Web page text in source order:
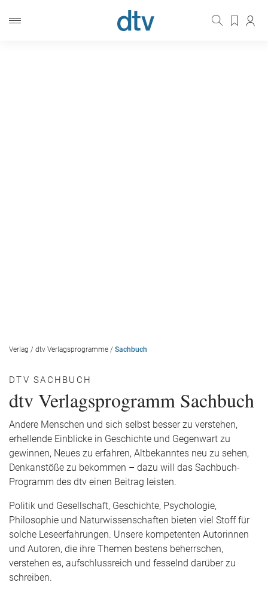
Verlag / dtv Verlagsprogramme / Sachbuch
DTV SACHBUCH
dtv Verlagsprogramm Sachbuch
Andere Menschen und sich selbst besser zu verstehen,
erhellende Einblicke in Geschichte und Gegenwart zu
gewinnen, Neues zu erfahren, Altbekanntes neu zu sehen,
Denkanstöße zu bekommen – dazu will das Sachbuch-
Programm des dtv einen Beitrag leisten.
Politik und Gesellschaft, Geschichte, Psychologie,
Philosophie und Naturwissenschaften bieten viel Stoff für
solche Leseerfahrungen. Unsere kompetenten Autorinnen
und Autoren, die ihre Themen bestens beherrschen,
verstehen es, aufschlussreich und fesselnd darüber zu
schreiben.